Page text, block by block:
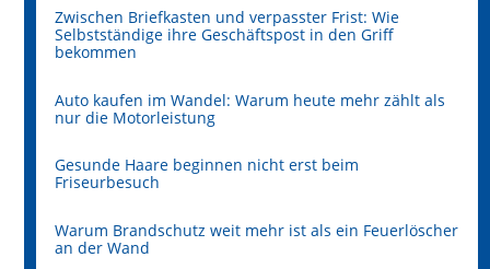
Zwischen Briefkasten und verpasster Frist: Wie
Selbstständige ihre Geschäftspost in den Griff
bekommen
Auto kaufen im Wandel: Warum heute mehr zählt als
nur die Motorleistung
Gesunde Haare beginnen nicht erst beim
Friseurbesuch
Warum Brandschutz weit mehr ist als ein Feuerlöscher
an der Wand